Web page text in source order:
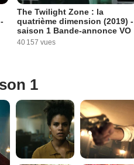
The Twilight Zone : la
quatrième dimension (2019) -
saison 1 Bande-annonce VO
40 157 vues
1